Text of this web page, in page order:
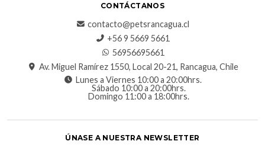
CONTÁCTANOS
contacto@petsrancagua.cl
‪+56 9 5669 5661‬
56956695661‬
Av. Miguel Ramírez 1550, Local 20-21, Rancagua, Chile
Lunes a Viernes 10:00 a 20:00hrs.
Sábado 10:00 a 20:00hrs.
Domingo 11:00 a 18:00hrs.
ÚNASE A NUESTRA NEWSLETTER